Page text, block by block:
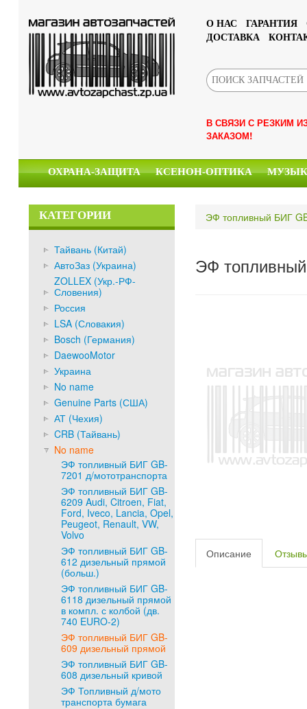
О НАС ГАРАНТИЯ
ДОСТАВКА
В СВЯЗИ С РЕЗКИМ
ЗАКАЗОМ!
ОХРАНА-ЗАЩИТА КСЕНОН-ОПТИКА
КАТЕГОРИИ
Тайвань (Китай)
АвтоЗаз (Украина)
ZOLLEX (Укр.-РФ-
Словения)
Россия
LSA (Словакия)
Bosch (Германия)
DaewooMotor
Украина
No name
Genuine Parts (США)
АТ (Чехия)
CRB (Тайвань)
No name
ЭФ топливный БИГ GB-
7201 д/мототранспорта
ЭФ топливный БИГ GB-
6209 Audi, Citroen, Fiat,
Ford, Iveco, Lancia, Opel,
Peugeot, Renault, VW,
Volvo
ЭФ топливный БИГ GB-
612 дизельный прямой
(больш.)
ЭФ топливный БИГ GB-
6118 дизельный прямой
в компл. с колбой (дв.
740 EURO-2)
ЭФ топливный БИГ GB-
609 дизельный прямой
ЭФ топливный БИГ GB-
608 дизельный кривой
ЭФ Топливный д/мото
транспорта бумага
ЭФ топливный БИГ
ЭФ
Описание